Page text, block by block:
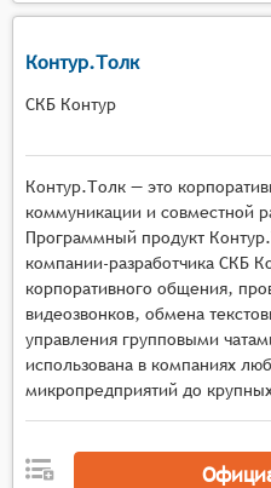
организации
совместной
нескольких
материалам, а
участников,
Коммуникационные
поднятия руки,
голосовым
возможностью
реальном времени.
Контур.Толк
СКБ Контур
Контур.Толк — это
коммуникации и совместной
Программный продукт
компании-разработчика СКБ
корпоративного общения,
видеозвонков, обмена
управления групповыми
использована в компаниях
микропредприятий до